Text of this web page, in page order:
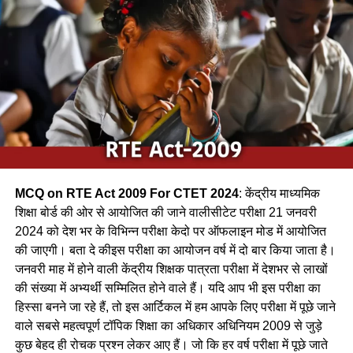
(a) शकरखोरा / sugar cane
(b) कलचिडी / Kalchidi
(c) कौआ /Crow
(d) फाखता /
Ans-c
Q.2 निम्नलिखित में से कौन-सा पक्षी कैक्टस पोधे के कॉटों के बीच अपना
घोंसला बनाता है ?
(a) फाख्ता
(b) शकरखोरा
(c) बया
MCQ on RTE Act 2009 For CTET 2024: केंद्रीय माध्यमिक
शिक्षा बोर्ड की ओर से आयोजित की जाने वालीसीटेट परीक्षा 21 जनवरी
2024 को देश भर के विभिन्न परीक्षा केदो पर ऑफलाइन मोड में आयोजित
की जाएगी। बता दे कीइस परीक्षा का आयोजन वर्ष में दो बार किया जाता है।
जनवरी माह में होने वाली केंद्रीय शिक्षक पात्रता परीक्षा में देशभर से लाखों
की संख्या में अभ्यर्थी सम्मिलित होने वाले हैं। यदि आप भी इस परीक्षा का
हिस्सा बनने जा रहे हैं, तो इस आर्टिकल में हम आपके लिए परीक्षा में पूछे जाने
वाले सबसे महत्वपूर्ण टॉपिक शिक्षा का अधिकार अधिनियम 2009 से जुड़े
कुछ बेहद ही रोचक प्रश्न लेकर आए हैं। जो कि हर वर्ष परीक्षा में पूछे जाते